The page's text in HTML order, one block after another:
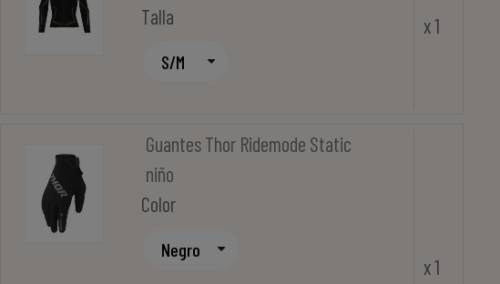
Talla
x 1
Guantes Thor Ridemode Static
niño
Color
x 1